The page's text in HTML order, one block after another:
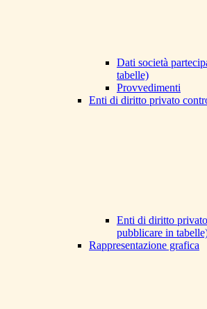
Dati società
tabelle)
Provvedimenti
Enti di diritto privato
Enti di diritto
pubblicare in
Rappresentazione grafica